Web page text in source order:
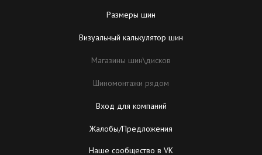
Размеры шин
Визуальный калькулятор шин
Магазины шин\дисков
Шиномонтажи рядом
Вход для компаний
Жалобы/Предложения
Наше сообщество в VK